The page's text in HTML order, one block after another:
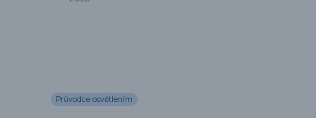
Průvodce osvětlením